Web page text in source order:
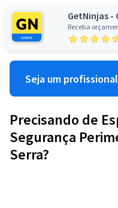
GetNinjas -
Receba
Seja um profissional
Precisando de
Segurança
Serra?